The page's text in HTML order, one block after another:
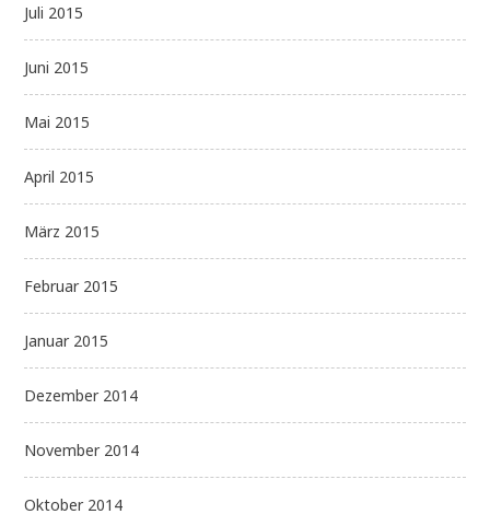
Juli 2015
Juni 2015
Mai 2015
April 2015
März 2015
Februar 2015
Januar 2015
Dezember 2014
November 2014
Oktober 2014